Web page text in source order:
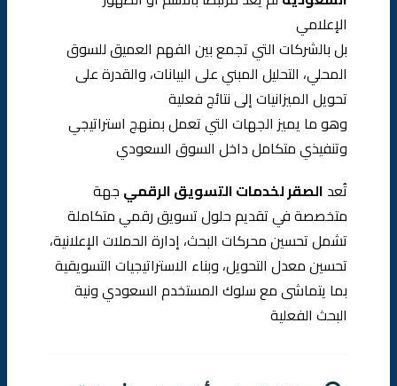
الإعلامي
بل بالشركات التي تجمع بين الفهم العميق للسوق
المحلي، التحليل المبني على البيانات، والقدرة على
تحويل الميزانيات إلى نتائج فعلية
وهو ما يميز الجهات التي تعمل بمنهج استراتيجي
وتنفيذي متكامل داخل السوق السعودي
تُعد الصقر لخدمات التسويق الرقمي جهة
متخصصة في تقديم حلول تسويق رقمي متكاملة
تشمل تحسين محركات البحث، إدارة الحملات الإعلانية،
تحسين معدل التحويل، وبناء الاستراتيجيات التسويقية
بما يتماشى مع سلوك المستخدم السعودي ونية
البحث الفعلية